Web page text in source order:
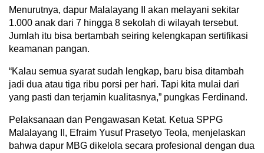
Menurutnya, dapur Malalayang II akan melayani sekitar
1.000 anak dari 7 hingga 8 sekolah di wilayah tersebut.
Jumlah itu bisa bertambah seiring kelengkapan sertifikasi
keamanan pangan.
“Kalau semua syarat sudah lengkap, baru bisa ditambah
jadi dua atau tiga ribu porsi per hari. Tapi kita mulai dari
yang pasti dan terjamin kualitasnya,” pungkas Ferdinand.
Pelaksanaan dan Pengawasan Ketat. Ketua SPPG
Malalayang II, Efraim Yusuf Prasetyo Teola, menjelaskan
bahwa dapur MBG dikelola secara profesional dengan dua